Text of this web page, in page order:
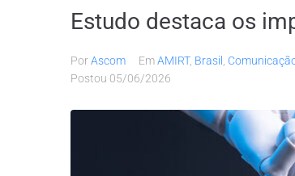
Estudo destaca os
PorAscom EmAMIRT, Brasil ,
Postou 05/06/2026